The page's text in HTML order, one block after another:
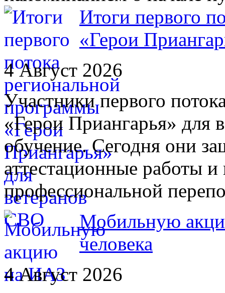
Итоги первого
«Герои
4 Август 2026
Участники первого
«Герои Приангарья» для
обучение. Сегодня они
аттестационные работы
профессиональной
Мобильную
человека
4 Август 2026